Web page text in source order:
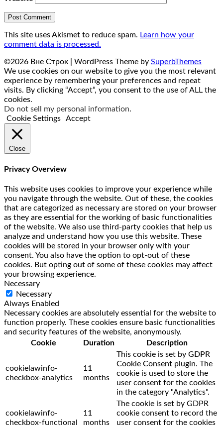
This site uses Akismet to reduce spam. Learn how your
comment data is processed.
©2026 Вне Строк | WordPress Theme by SuperbThemes
We use cookies on our website to give you the most relevant
experience by remembering your preferences and repeat
visits. By clicking “Accept”, you consent to the use of ALL the
cookies.
Do not sell my personal information.
Cookie Settings
Accept
Close
Privacy Overview
This website uses cookies to improve your experience while
you navigate through the website. Out of these, the cookies
that are categorized as necessary are stored on your browser
as they are essential for the working of basic functionalities
of the website. We also use third-party cookies that help us
analyze and understand how you use this website. These
cookies will be stored in your browser only with your
consent. You also have the option to opt-out of these
cookies. But opting out of some of these cookies may affect
your browsing experience.
Necessary
Necessary
Always Enabled
Necessary cookies are absolutely essential for the website to
function properly. These cookies ensure basic functionalities
and security features of the website, anonymously.
Cookie
Duration Description
cookielawinfo-
checkbox-analytics
11
months
This cookie is set by GDPR
Cookie Consent plugin. The
cookie is used to store the
user consent for the cookies
in the category "Analytics".
cookielawinfo-
checkbox-functional
11
months
The cookie is set by GDPR
cookie consent to record the
user consent for the cookies